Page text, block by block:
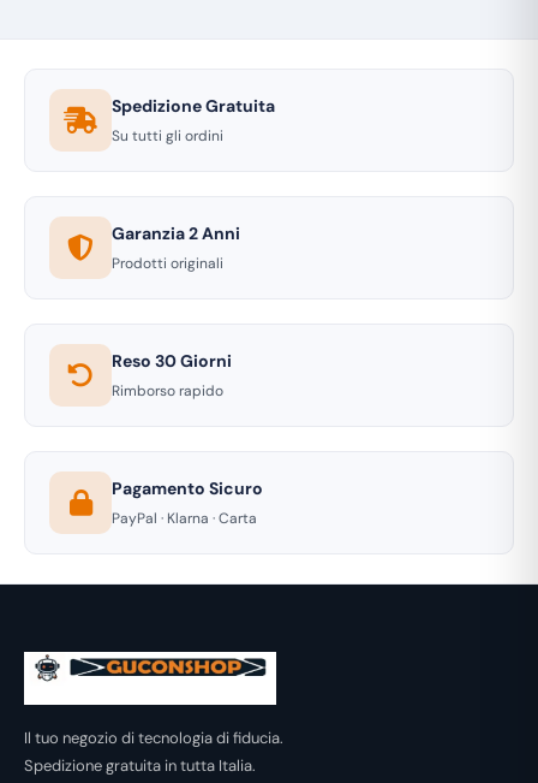
Spedizione Gratuita
Su tutti gli ordini
Garanzia 2 Anni
Prodotti originali
Reso 30 Giorni
Rimborso rapido
Pagamento Sicuro
PayPal · Klarna · Carta
Il tuo negozio di tecnologia di fiducia.
Spedizione gratuita in tutta Italia.